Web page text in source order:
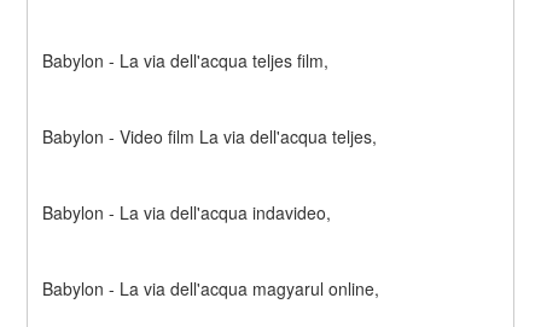
Babylon - La via dell'acqua teljes film,
Babylon - Video film La via dell'acqua teljes,
Babylon - La via dell'acqua indavideo,
Babylon - La via dell'acqua magyarul online,